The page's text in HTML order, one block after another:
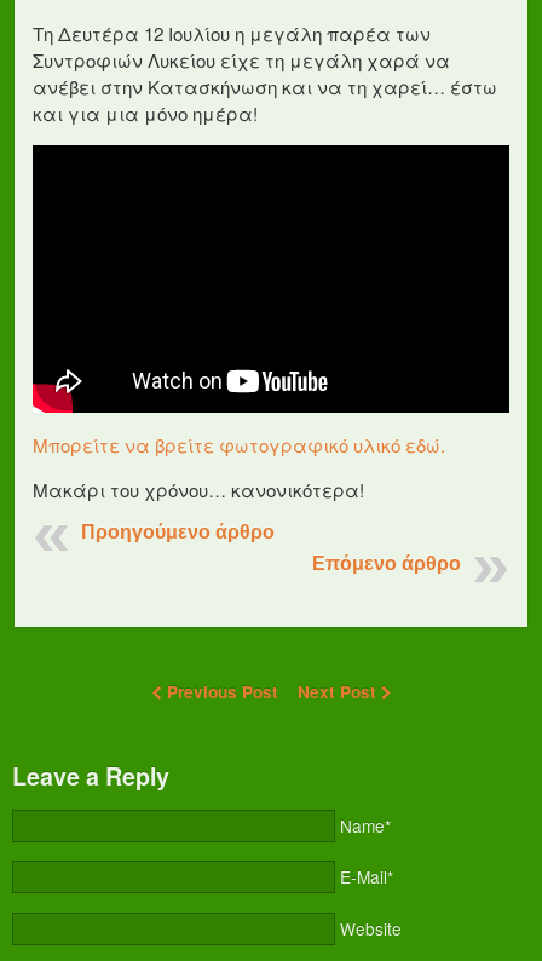
Τη Δευτέρα 12 Ιουλίου η μεγάλη παρέα των
Συντροφιών Λυκείου είχε τη μεγάλη χαρά να
ανέβει στην Κατασκήνωση και να τη χαρεί… έστω
και για μια μόνο ημέρα!
Μπορείτε να βρείτε φωτογραφικό υλικό εδώ.
Μακάρι του χρόνου… κανονικότερα!
Προηγούμενο άρθρο
Επόμενο άρθρο
Previous Post Next Post
Leave a Reply
Name*
E-Mail*
Website